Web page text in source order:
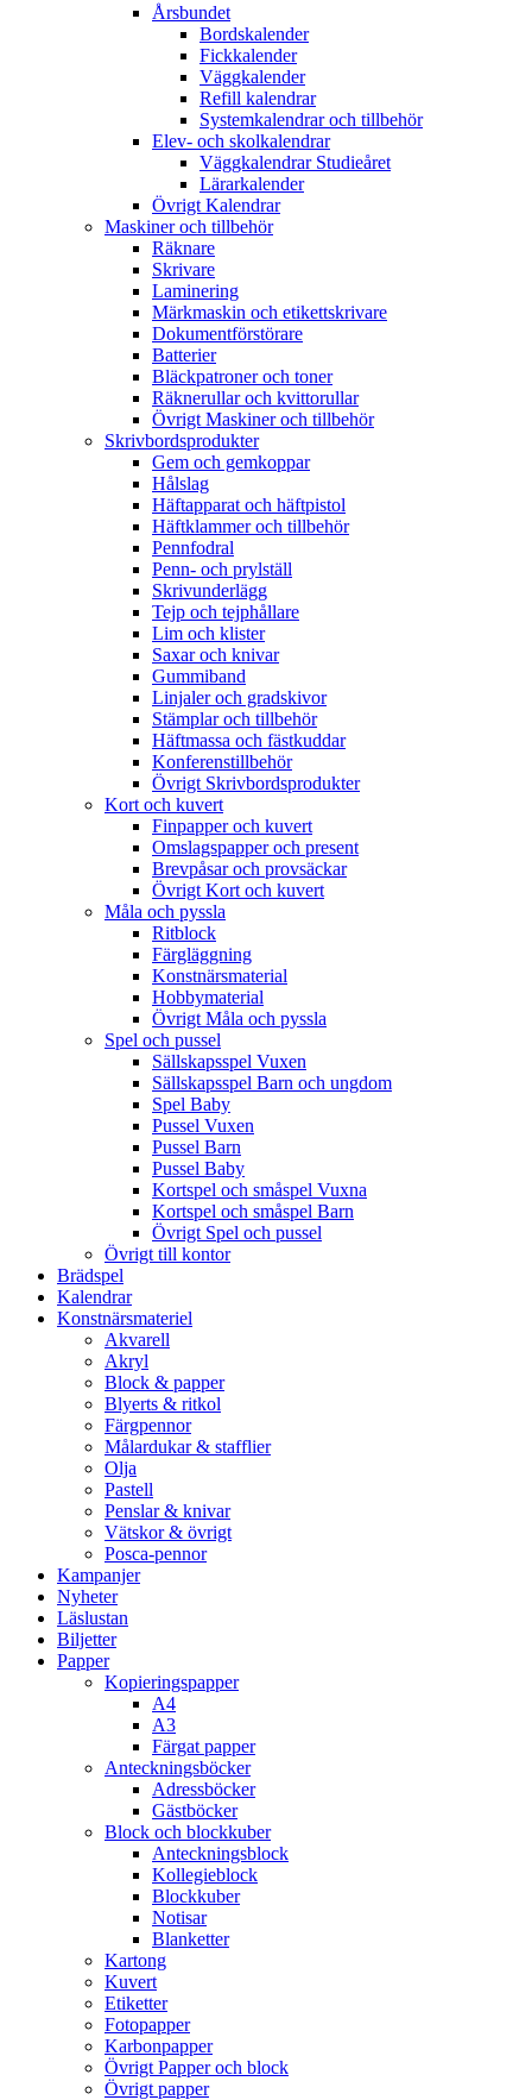
Årsbundet
Bordskalender
Fickkalender
Väggkalender
Refill kalendrar
Systemkalendrar och tillbehör
Elev- och skolkalendrar
Väggkalendrar Studieåret
Lärarkalender
Övrigt Kalendrar
Maskiner och tillbehör
Räknare
Skrivare
Laminering
Märkmaskin och etikettskrivare
Dokumentförstörare
Batterier
Bläckpatroner och toner
Räknerullar och kvittorullar
Övrigt Maskiner och tillbehör
Skrivbordsprodukter
Gem och gemkoppar
Hålslag
Häftapparat och häftpistol
Häftklammer och tillbehör
Pennfodral
Penn- och prylställ
Skrivunderlägg
Tejp och tejphållare
Lim och klister
Saxar och knivar
Gummiband
Linjaler och gradskivor
Stämplar och tillbehör
Häftmassa och fästkuddar
Konferenstillbehör
Övrigt Skrivbordsprodukter
Kort och kuvert
Finpapper och kuvert
Omslagspapper och present
Brevpåsar och provsäckar
Övrigt Kort och kuvert
Måla och pyssla
Ritblock
Färgläggning
Konstnärsmaterial
Hobbymaterial
Övrigt Måla och pyssla
Spel och pussel
Sällskapsspel Vuxen
Sällskapsspel Barn och ungdom
Spel Baby
Pussel Vuxen
Pussel Barn
Pussel Baby
Kortspel och småspel Vuxna
Kortspel och småspel Barn
Övrigt Spel och pussel
Övrigt till kontor
Brädspel
Kalendrar
Konstnärsmateriel
Akvarell
Akryl
Block & papper
Blyerts & ritkol
Färgpennor
Målardukar & stafflier
Olja
Pastell
Penslar & knivar
Vätskor & övrigt
Posca-pennor
Kampanjer
Nyheter
Läslustan
Biljetter
Papper
Kopieringspapper
A4
A3
Färgat papper
Anteckningsböcker
Adressböcker
Gästböcker
Block och blockkuber
Anteckningsblock
Kollegieblock
Blockkuber
Notisar
Blanketter
Kartong
Kuvert
Etiketter
Fotopapper
Karbonpapper
Övrigt Papper och block
Övrigt papper